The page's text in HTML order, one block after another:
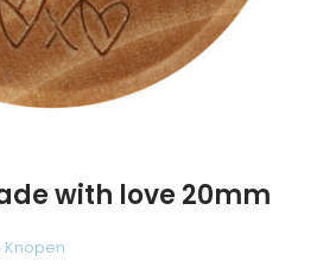
with love 20mm
Knopen